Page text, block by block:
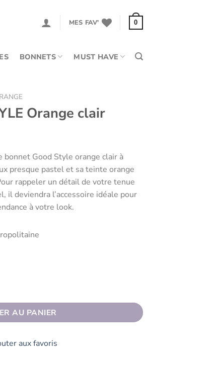
MES FAV' 0
BONNETS MUST HAVE
Orange clair
bonnet Good Style orange clair à
presque pastel et sa teinte orange
rappeler un détail de votre tenue
il deviendra l’accessoire idéale pour
à votre look.
clair
AU PANIER
aux favoris